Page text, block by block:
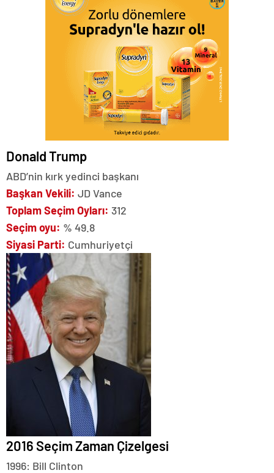
Donald Trump
ABD’nin kırk yedinci başkanı
Başkan Vekili: JD Vance
Toplam Seçim Oyları: 312
Seçim oyu: % 49.8
Siyasi Parti: Cumhuriyetçi
2016 Seçim Zaman Çizelgesi
1996: Bill Clinton